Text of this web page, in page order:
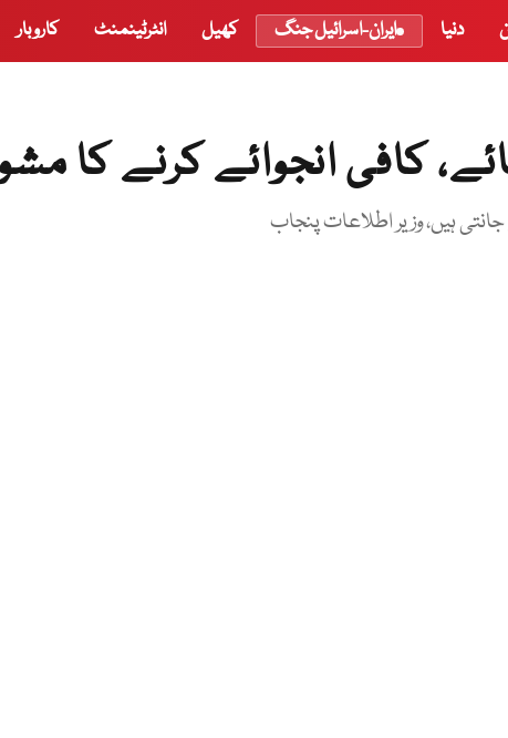
دنیا ایران-اسرائیل جنگ کھیل انٹرٹینمنٹ کاروبار
کافی انجوائے کرنے کا
ہیں، وزیر اطلاعات پنجاب